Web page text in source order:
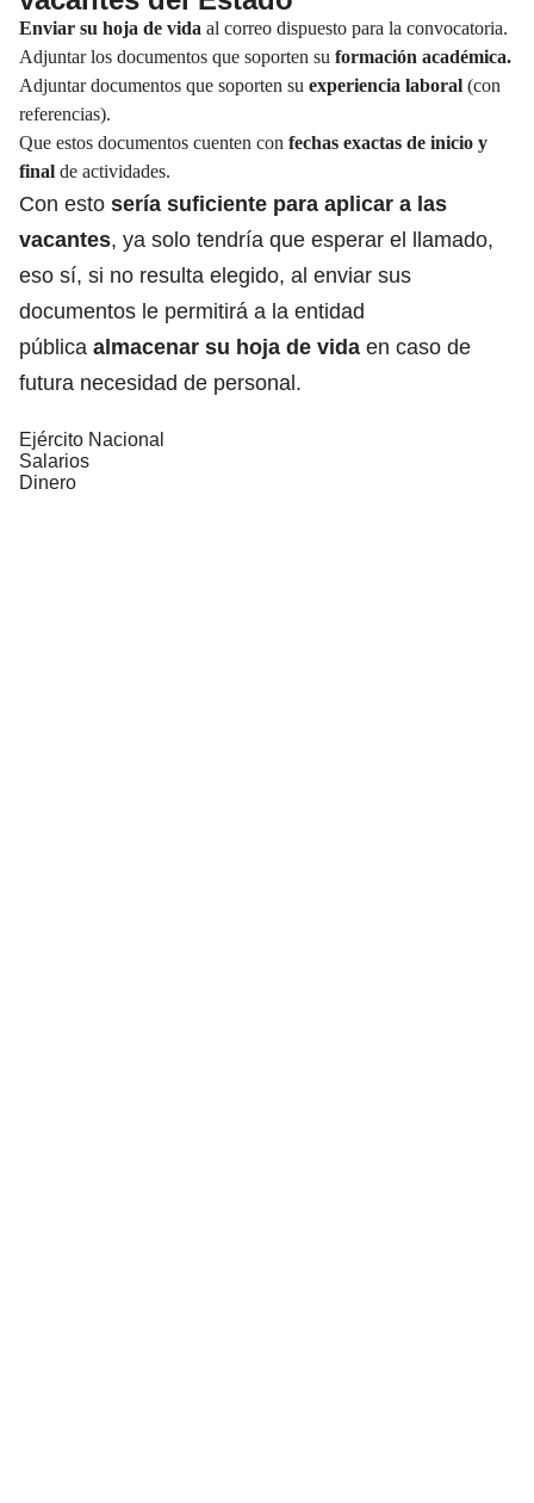
Enviar su hoja de vida al correo dispuesto para la convocatoria.
Adjuntar los documentos que soporten su formación académica.
Adjuntar documentos que soporten su experiencia laboral (con
referencias).
Que estos documentos cuenten con fechas exactas de inicio y
final de actividades.
Con esto sería suficiente para aplicar a las
vacantes, ya solo tendría que esperar el llamado,
eso sí, si no resulta elegido, al enviar sus
documentos le permitirá a la entidad
pública almacenar su hoja de vida en caso de
futura necesidad de personal.
Ejército Nacional
Salarios
Dinero